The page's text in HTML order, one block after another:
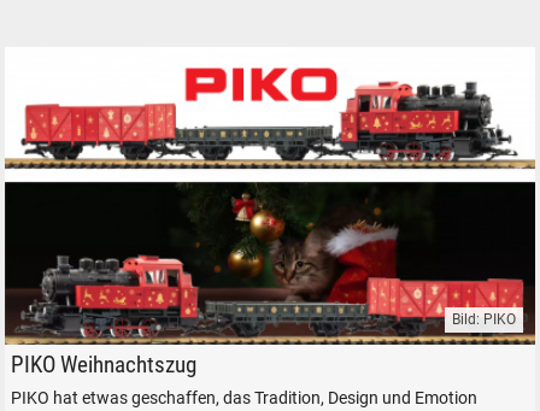
PIKO Weihnachtszug Modelleisenbahn Gartenbahn Dampflok
Bild: PIKO
PIKO Weihnachtszug
PIKO hat etwas geschaffen, das Tradition, Design und Emotion